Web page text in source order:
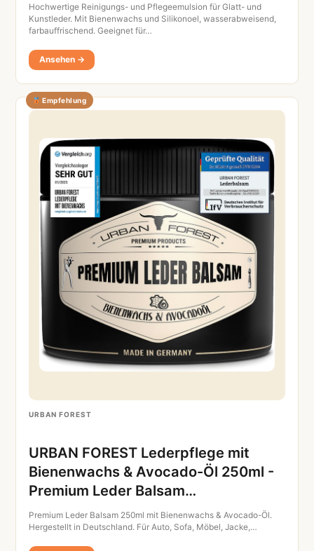
Hochwertige Reinigungs- und Pflegeemulsion für Glatt- und
Kunstleder. Mit Bienenwachs und Silikonoel, wasserabweisend,
farbauffrischend. Geeignet für…
Ansehen →
Empfehlung
URBAN FOREST
URBAN FOREST Lederpflege mit
Bienenwachs & Avocado-Öl 250ml -
Premium Leder Balsam…
Premium Leder Balsam 250ml mit Bienenwachs & Avocado-Öl.
Hergestellt in Deutschland. Für Auto, Sofa, Möbel, Jacke,…